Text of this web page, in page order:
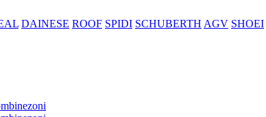
DAINESE ROOF SPIDI SCHUBERTH AGV SHOEI